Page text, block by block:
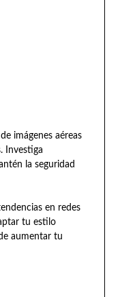
imágenes aéreas
Investiga
la seguridad
en redes
tu estilo
aumentar tu